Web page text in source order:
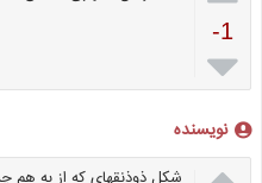
-1

نویسنده